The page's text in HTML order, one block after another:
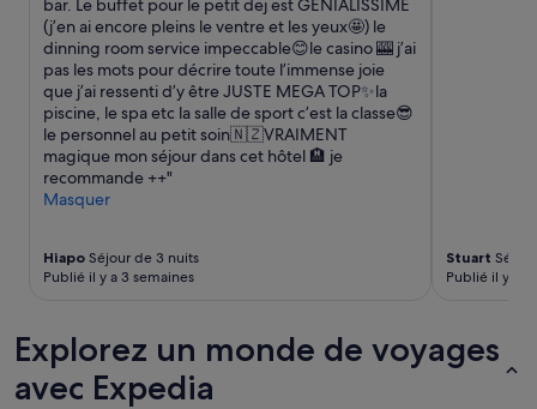
conditions
supplémentaires
peuvent
s’appliquer.
bar. Le buffet pour le petit dej est GÉNIALISSIME
(j’en ai encore pleins le ventre et les yeux🤩) le
dinning room service impeccable😊le casino 🎰 j’ai
pas les mots pour décrire toute l’immense joie
que j’ai ressenti d’y être JUSTE MEGA TOP✨la
piscine, le spa etc la salle de sport c’est la classe😎
le personnel au petit soin🇳🇿VRAIMENT
magique mon séjour dans cet hôtel 🏨 je
recommande ++"
Masquer
Hiapo Séjour de 3 nuits
Publié il y a 3 semaines
Stuart
Publié il y a 1
Explorez un monde de voyages
avec Expedia